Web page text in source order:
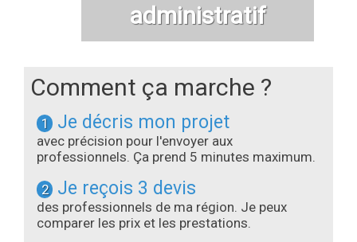
administratif
Comment ça marche ?
1 Je décris mon projet
avec précision pour l'envoyer aux
professionnels. Ça prend 5 minutes maximum.
2 Je reçois 3 devis
des professionnels de ma région. Je peux
comparer les prix et les prestations.